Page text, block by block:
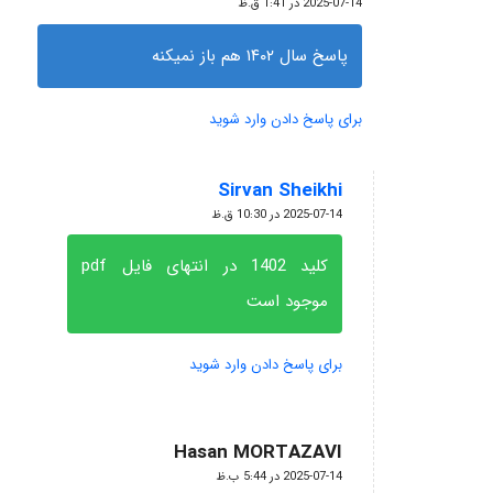
2025-07-14 در 1:41 ق.ظ
پاسخ سال ۱۴۰۲ هم باز نمیکنه
برای پاسخ دادن وارد شوید
Sirvan Sheikhi
گفته:
2025-07-14 در 10:30 ق.ظ
کلید 1402 در انتهای فایل pdf
موجود است
برای پاسخ دادن وارد شوید
Hasan MORTAZAVI
گفته:
2025-07-14 در 5:44 ب.ظ